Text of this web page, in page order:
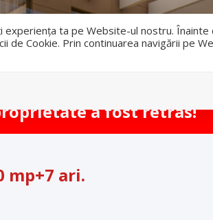
ta pe Website-ul nostru.
de Cookie. Prin continuarea navigării pe
a fost retras!
mp+7 ari.